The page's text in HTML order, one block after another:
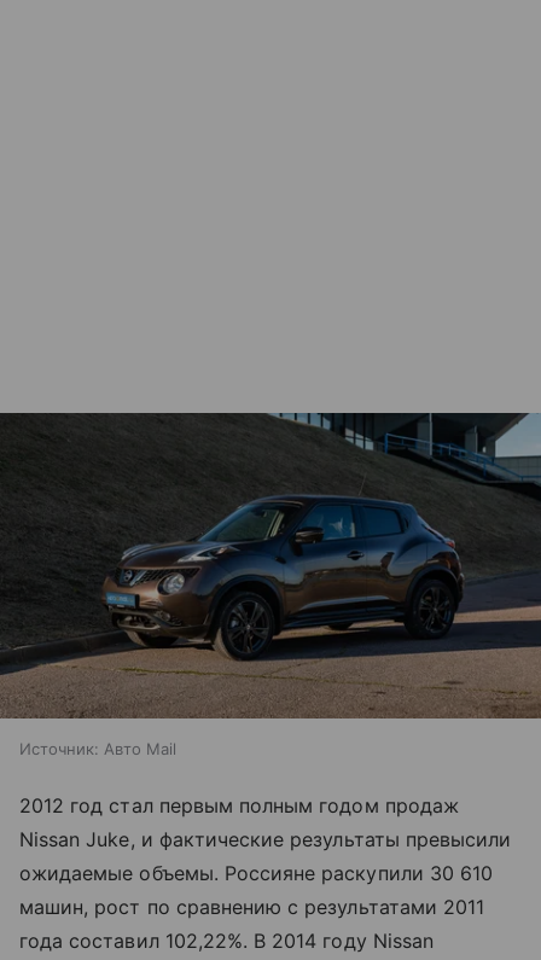
Источник: Авто Mail
2012 год стал первым полным годом продаж
Nissan Juke, и фактические результаты превысили
ожидаемые объемы. Россияне раскупили 30 610
машин, рост по сравнению с результатами 2011
года составил 102,22%. В 2014 году Nissan